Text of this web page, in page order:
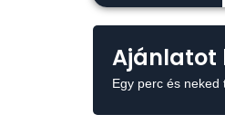
Ajánlatot
Egy perc és neked